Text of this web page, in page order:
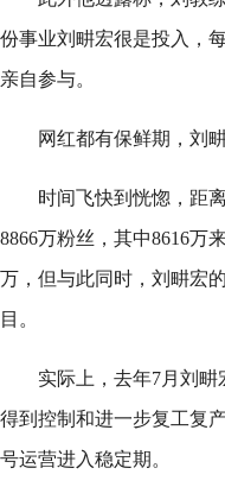
份事业刘畊宏很是投入，
亲自参与。
网红都有保鲜期，刘
时间飞快到恍惚，距
8866万粉丝，其中8616万
万，但与此同时，刘畊宏
目。
实际上，去年7月刘
得到控制和进一步复工复
号运营进入稳定期。